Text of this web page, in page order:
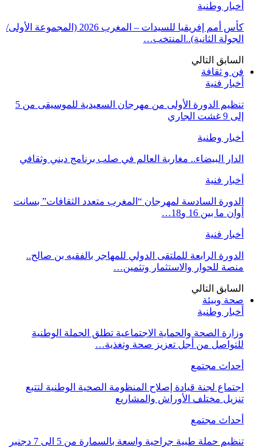
أخبار وطنية
كأس أمم إفريقيا للسيدات – المغرب 2026 (المجموعة الأولى/
الجولة الثانية)..المنتخب…
السابق التالي
فن و ثقافة
أخبار فنية
تنظيم الدورة الأولى من مهرجان السعيدية للموسيقى من 5
إلى 9 غشت الجاري
أخبار وطنية
الدار البيضاء.. مغاربة العالم في صلب برنامج ديني وثقافي
أخبار فنية
الدورة السادسة لمهرجان “المغرب متعدد الثقافات” بسانت
أوان ما بين 16 و18…
أخبار فنية
الدورة الرابعة للملتقى الدولي للمهاجر بالفقيه بن صالح..
منصة للحوار والاستثمار وتثمين…
السابق التالي
صحة وبيئة
أخبار وطنية
وزارة الصحة والحماية الاجتماعية تطلق الحملة الوطنية
للتواصل من أجل تعزيز صحة وتغذية…
أحداث مجتمع
اجتماع لجنة قيادة إصلاح المنظومة الصحية الوطنية لتتبع
تنزيل مختلف الأوراش والمشاريع
أحداث مجتمع
تنظيم حملة طبية جراحية واسعة بالسمارة من 5 الى 7 دجنبر